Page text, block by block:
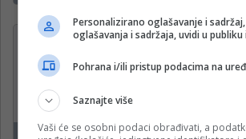
Operateri na
mjestima
Čelinac, Kneževo, Derventa
Personalizirano oglašavanje i
oglašavanja i sadržaja, uvidi u
Pohrana i/ili pristup podacima na
Saznajte više
Vaši će se osobni podaci obrađivati, a